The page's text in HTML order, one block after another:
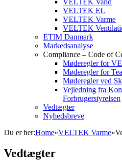
VELTEK Vand
VELTEK EL
VELTEK Varme
VELTEK
ETIM Danmark
Markedsanalyse
Compliance – Code of
Møderegler for
Møderegler for
Møderegler ved
Vejledning fra
Forbrugerstyrelsen
Vedtægter
Nyhedsbreve
Du er her:Home»VELTEK Varme»
Vedtægter